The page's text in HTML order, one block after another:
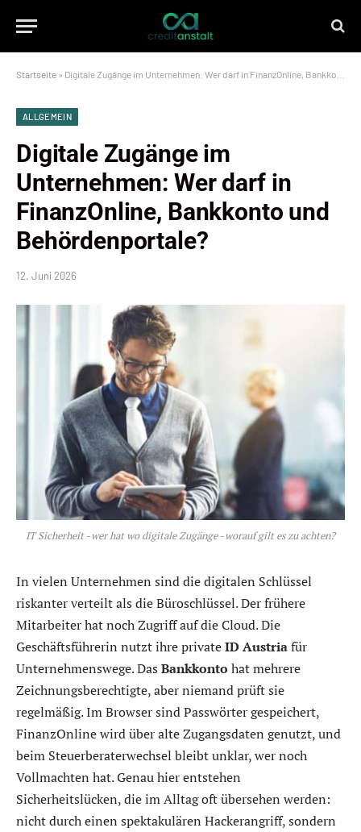
Startseite » Digitale Zugänge im Unternehmen: Wer darf in FinanzOnline, Bankkonto und Behördenportale?
ALLGEMEIN
Digitale Zugänge im
Unternehmen: Wer darf in
FinanzOnline, Bankkonto und
Behördenportale?
12. Juni 2026
IT Sicherheit - wer hat wo digitale Zugänge - worauf gilt es zu achten?
In vielen Unternehmen sind die digitalen Schlüssel
riskanter verteilt als die Büroschlüssel. Der frühere
Mitarbeiter hat noch Zugriff auf die Cloud. Die
Geschäftsführerin nutzt ihre privateID Austriafür
Unternehmenswege. Das Bankkonto hat mehrere
Zeichnungsberechtigte, aber niemand prüft sie
regelmäßig. Im Browser sind Passwörter gespeichert,
FinanzOnline wird über alte Zugangsdaten genutzt, und
beim Steuerberaterwechsel bleibt unklar, wer noch
Vollmachten hat. Genau hier entstehen
Sicherheitslücken, die im Alltag oft übersehen werden:
nicht durch einen spektakulären Hackerangriff, sondern